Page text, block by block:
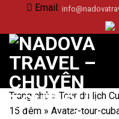
content
Email:
Trang chủ » Tour du lịch
15 đêm » Avatar-tour-